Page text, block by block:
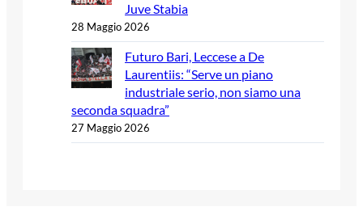
Juve Stabia
28 Maggio 2026
Futuro Bari, Leccese a De
Laurentiis: “Serve un piano
industriale serio, non siamo una
seconda squadra”
27 Maggio 2026